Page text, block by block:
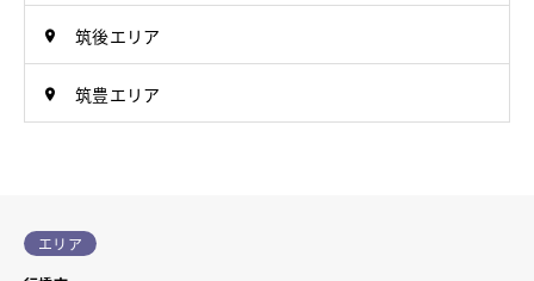
筑後エリア
筑豊エリア
エリア